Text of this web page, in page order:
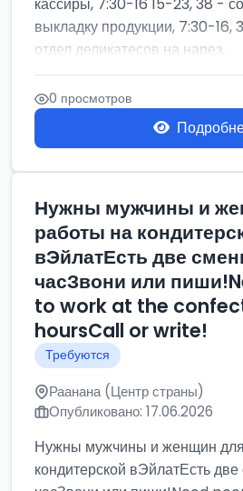
выкладку продукции, 7:30-16,
отдел деликатесов на нарез...
0 просмотров
Нужны мужчины и
работы на
вЭйлатЕсть две
часЗвони или
to work at the
hoursCall or write!
Требуются
Раанана (Центр страны)
Опубликовано: 17.06.2026
Нужны мужчины и женщин
кондитерской вЭйлатЕсть